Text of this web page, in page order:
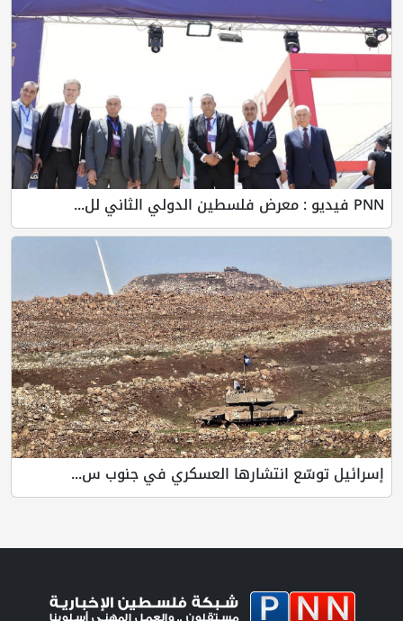
PNN فيديو : معرض فلسطين الدولي الثاني لل...
إسرائيل توسّع انتشارها العسكري في جنوب س...